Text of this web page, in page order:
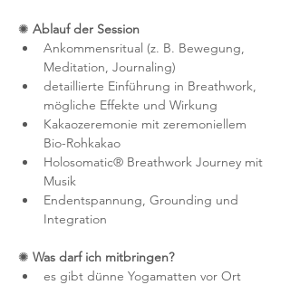
✺ Ablauf der Session
Ankommensritual (z. B. Bewegung,
Meditation, Journaling)
detaillierte Einführung in Breathwork,
mögliche Effekte und Wirkung
Kakaozeremonie mit zeremoniellem
Bio-Rohkakao
Holosomatic® Breathwork Journey mit
Musik
Endentspannung, Grounding und
Integration
✺ Was darf ich mitbringen?
es gibt dünne Yogamatten vor Ort